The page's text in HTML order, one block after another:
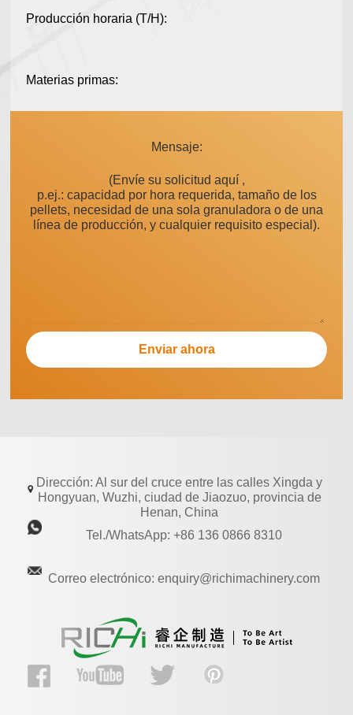
Producción horaria (T/H):
Materias primas:
Mensaje:
(Envíe su solicitud aquí ,
p.ej.: capacidad por hora requerida, tamaño de los
pellets, necesidad de una sola granuladora o de una
línea de producción, y cualquier requisito especial).
Dirección: Al sur del cruce entre las calles Xingda y
Hongyuan, Wuzhi, ciudad de Jiaozuo, provincia de
Henan, China
Tel./WhatsApp: +86 136 0866 8310
Correo electrónico: enquiry@richimachinery.com